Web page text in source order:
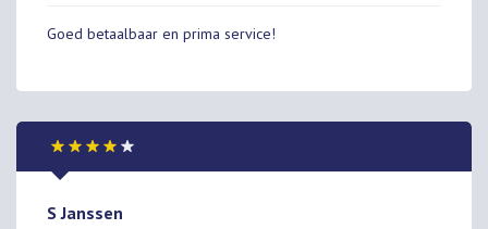
Goed betaalbaar en prima service!
S Janssen